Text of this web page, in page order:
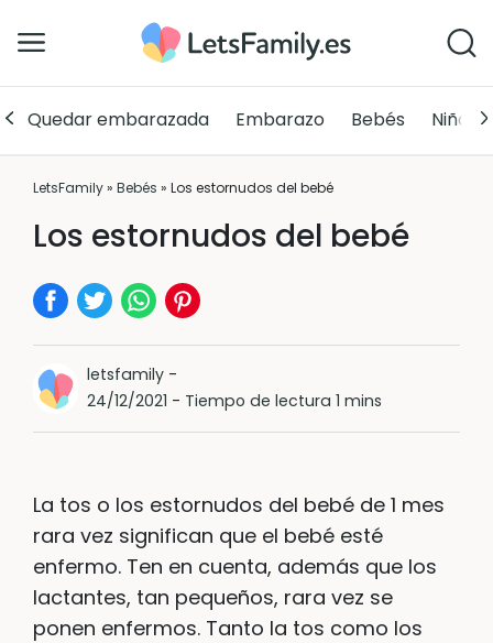
Quedar embarazada Embarazo Bebés Niños
LetsFamily» Bebés » Los estornudos del bebé
Los estornudos del bebé
letsfamily -
24/12/2021 - Tiempo de lectura 1 mins
La tos o los estornudos del bebé de 1 mes
rara vez significan que el bebé esté
enfermo. Ten en cuenta, además que los
lactantes, tan pequeños, rara vez se
ponen enfermos. Tanto la tos como los